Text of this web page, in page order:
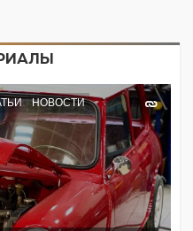
НОВОСТИ